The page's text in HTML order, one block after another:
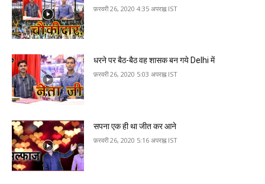
फ़रवरी 26, 2020 4:35 अपराह्न IST
धरने पर बैठ-बैठ व‍ह शासक बन गये Delhi में
फ़रवरी 26, 2020 5:03 अपराह्न IST
सपना एक ही था जीत कर आने
फ़रवरी 26, 2020 5:16 अपराह्न IST